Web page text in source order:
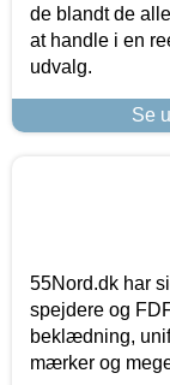
de blandt de
at handle i en
udvalg.
Se
55Nord.dk har
spejdere og
beklædning,
mærker og